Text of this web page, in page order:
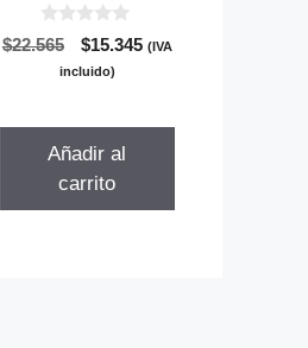
0
d
$22.565
El
precio
$22.565.
$15.345El(IVA
incluido)
Añadir al
carrito